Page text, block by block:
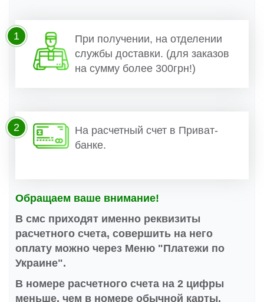
При получении, на отделении
службы доставки. (для заказов
на сумму более 300грн!)
1
На расчетный счет в Приват-
банке.
2
Обращаем ваше внимание!
В смс приходят именно реквизиты
расчетного счета, совершить на него
оплату можно через Меню "Платежи по
Украине".
В номере расчетного счета на 2 цифры
меньше, чем в номере обычной карты.